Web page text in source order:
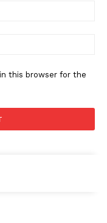
this browser for the